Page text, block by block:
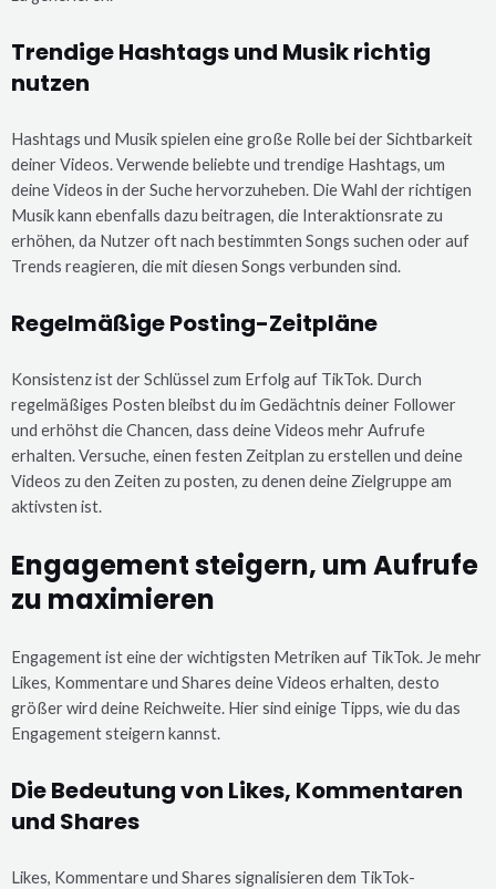
Trendige Hashtags und Musik richtig
nutzen
Hashtags und Musik spielen eine große Rolle bei der Sichtbarkeit
deiner Videos. Verwende beliebte und trendige Hashtags, um
deine Videos in der Suche hervorzuheben. Die Wahl der richtigen
Musik kann ebenfalls dazu beitragen, die Interaktionsrate zu
erhöhen, da Nutzer oft nach bestimmten Songs suchen oder auf
Trends reagieren, die mit diesen Songs verbunden sind.
Regelmäßige Posting-Zeitpläne
Konsistenz ist der Schlüssel zum Erfolg auf TikTok. Durch
regelmäßiges Posten bleibst du im Gedächtnis deiner Follower
und erhöhst die Chancen, dass deine Videos mehr Aufrufe
erhalten. Versuche, einen festen Zeitplan zu erstellen und deine
Videos zu den Zeiten zu posten, zu denen deine Zielgruppe am
aktivsten ist.
Engagement steigern, um Aufrufe
zu maximieren
Engagement ist eine der wichtigsten Metriken auf TikTok. Je mehr
Likes, Kommentare und Shares deine Videos erhalten, desto
größer wird deine Reichweite. Hier sind einige Tipps, wie du das
Engagement steigern kannst.
Die Bedeutung von Likes, Kommentaren
und Shares
Likes, Kommentare und Shares signalisieren dem TikTok-